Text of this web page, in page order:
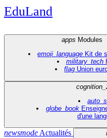
EduLand
apps Modules
emoji_language Kit de
military_tech
flag Union
globe_book
d'une
newsmode Actualités